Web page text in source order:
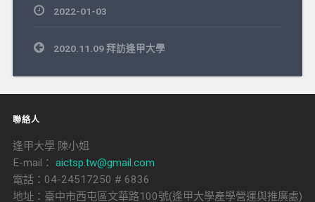
2022-01-03
文
章
覽
2020.11.09 拜訪逢甲大學
聯絡人
逢甲大學 陳小姐
E-mail： aictsp.tw@gmail.com
電話：04-24517250 # 6836
地址：臺中市西屯區文華路100號(逢甲大學產學營運與推廣處)